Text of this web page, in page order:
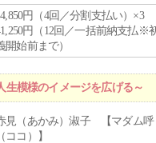
円（4回／分割支払い）×3
円（12回／一括前納支払※
開始前まで）
模様のイメージを広げる～
見（あかみ）淑子 【マダム呼
（ココ）】